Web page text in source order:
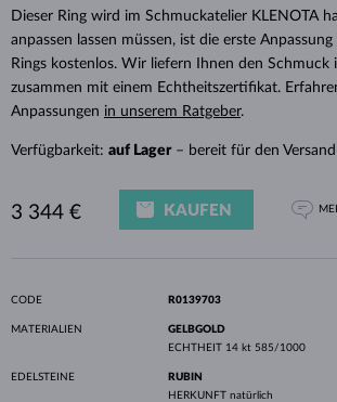
WEISSGOLD
ROSÉGOLD
WEISSGOLD
Dieser Ring wird im Schmuckatelier KLENOTA
anpassen lassen müssen, ist die erste
Rings kostenlos. Wir liefern Ihnen den Schmuck
zusammen mit einem Echtheitszertifikat.
Anpassungen in unserem Ratgeber.
Verfügbarkeit: auf Lager– bereit für den Versand
3 344 € KAUFEN
CODE R0139703
MATERIALIEN
GELBGOLD
ECHTHEIT 14 kt 585/1000
EDELSTEINE
RUBIN
HERKUNFT natürlich